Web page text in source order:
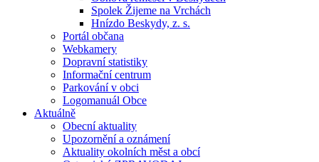
Spolek Žijeme na Vrchách
Hnízdo Beskydy, z. s.
Portál občana
Webkamery
Dopravní statistiky
Informační centrum
Parkování v obci
Logomanuál Obce
Aktuálně
Obecní aktuality
Upozornění a oznámení
Aktuality okolních měst a obcí